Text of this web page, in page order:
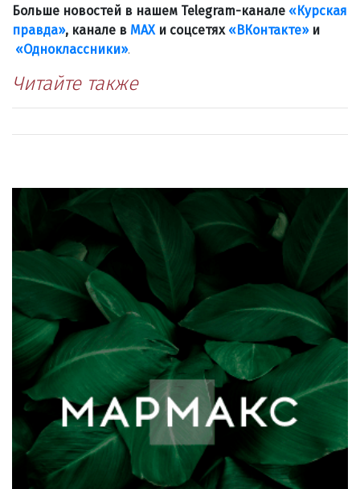
Больше новостей в нашем Telegram-канале «Курская
правда», канале в МАХи соцсетях «ВКонтакте»и
«Одноклассники».
Читайте также